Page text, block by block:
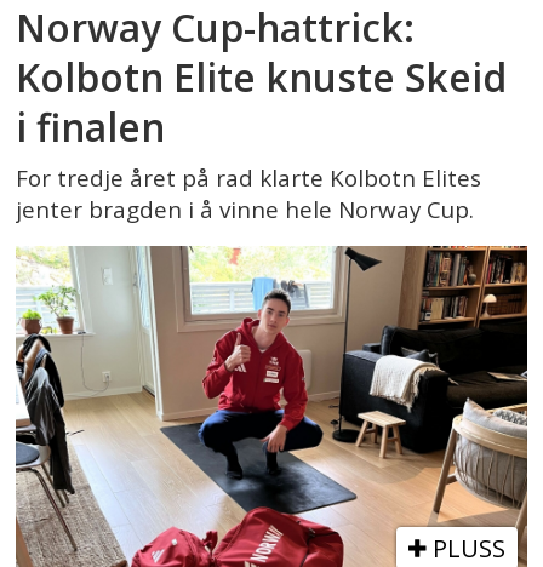
Norway Cup-hattrick:
Kolbotn Elite knuste Skeid
i finalen
For tredje året på rad klarte Kolbotn Elites
jenter bragden i å vinne hele Norway Cup.
PLUSS